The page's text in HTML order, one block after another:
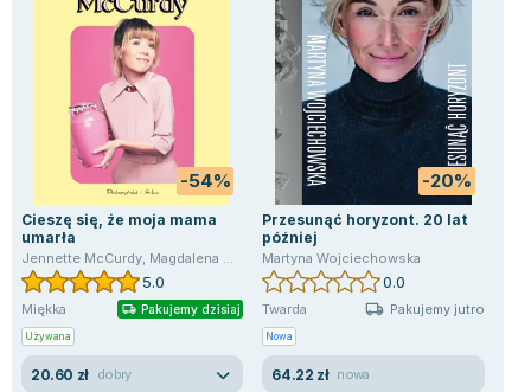
-54%
Cieszę się, że moja mama
umarła
Jennette McCurdy, Magdalena Moltzan-Małkowska
5.0
Miękka Pakujemy dzisiaj
Używana
20.60 zł dobry
-20%
Przesunąć horyzont. 20 lat
później
Martyna Wojciechowska
0.0
Twarda Pakujemy jutro
Nowa
64.22 zł nowa